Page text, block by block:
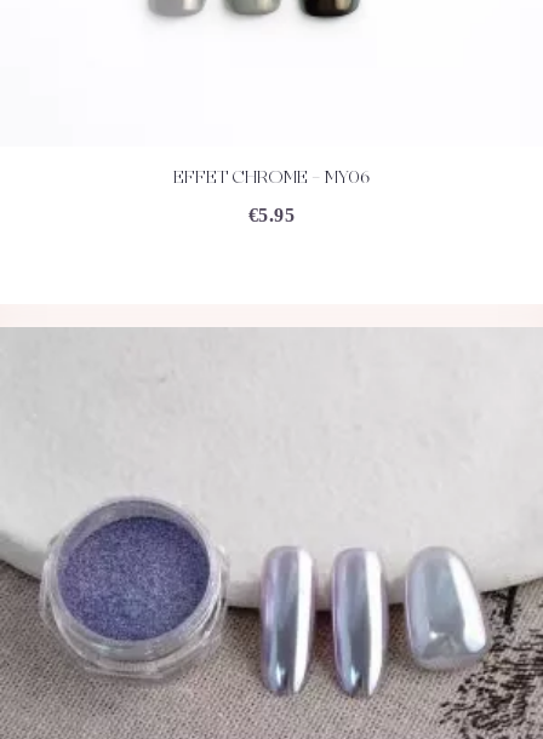
EFFET CHROME – MY06
€5.95